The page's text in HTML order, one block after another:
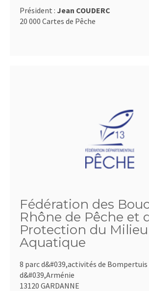
Président : Jean COUDERC
20 000 Cartes de Pêche
Fédération des
Rhône de Pêche et
Protection du Milieu
Aquatique
8 parc d&#039,activités de Bompertuis
d&#039,Arménie
13120 GARDANNE